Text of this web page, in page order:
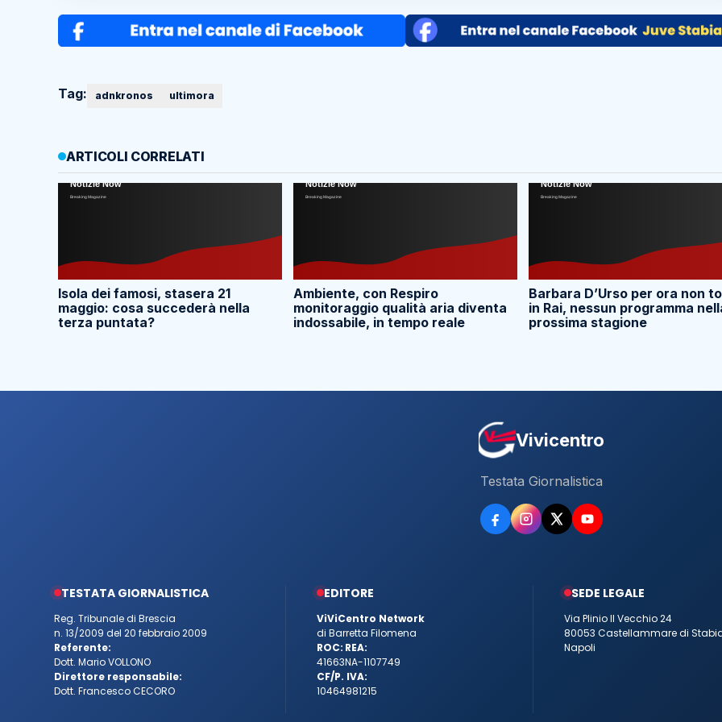
Tag: adnkronos ultimora
ARTICOLI CORRELATI
Isola dei famosi, stasera 21
maggio: cosa succederà nella
terza puntata?
Ambiente, con Respiro
monitoraggio qualità aria diventa
indossabile, in tempo reale
Barbara D’Urso per ora non
in Rai, nessun programma
prossima stagione
Vivicentro
Testata Giornalistica
TESTATA GIORNALISTICA
Reg. Tribunale di Brescia
n. 13/2009 del 20 febbraio 2009
Referente:
Dott. Mario VOLLONO
Direttore responsabile:
Dott. Francesco CECORO
EDITORE
ViViCentro Network
di Barretta Filomena
ROC:
41663
REA:
NA-1107749
CF/P. IVA:
10464981215
SEDE LEGALE
Via Plinio Il Vecchio 24
80053 Castellammare di
Napoli